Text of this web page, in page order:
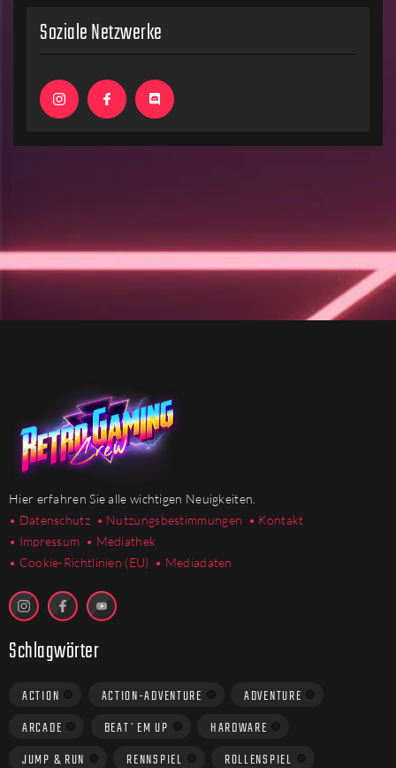
Soziale Netzwerke
Hier erfahren Sie alle wichtigen Neuigkeiten.
• Datenschutz • Nutzungsbestimmungen • Kontakt
• Impressum • Mediathek
• Cookie-Richtlinien (EU) • Mediadaten
Schlagwörter
ACTION ACTION-ADVENTURE
ADVENTURE
ARCADE
BEAT´EM UP
HARDWARE
JUMP & RUN
RENNSPIEL ROLLENSPIEL